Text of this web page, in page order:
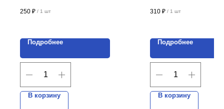
Цена указана за 1 шт.
250 ₽ / 1 шт
Подробнее
В корзину
Цена указана за 1 шт.
310 ₽ / 1 шт
Подробнее
В корзину
ИП Мовсесян Алексей Лукьянович
ИНН 616511704434
ОГРНИП 312616529200040
НАВИГАЦИЯ